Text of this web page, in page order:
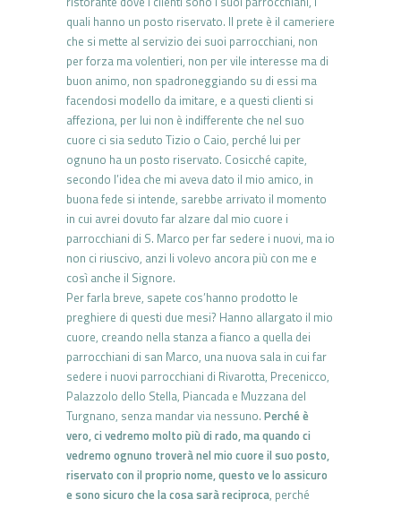
quali hanno un posto riservato. Il prete è il cameriere
che si mette al servizio dei suoi parrocchiani, non
per forza ma volentieri, non per vile interesse ma di
buon animo, non spadroneggiando su di essi ma
facendosi modello da imitare, e a questi clienti si
affeziona, per lui non è indifferente che nel suo
cuore ci sia seduto Tizio o Caio, perché lui per
ognuno ha un posto riservato. Cosicché capite,
secondo l’idea che mi aveva dato il mio amico, in
buona fede si intende, sarebbe arrivato il momento
in cui avrei dovuto far alzare dal mio cuore i
parrocchiani di S. Marco per far sedere i nuovi, ma io
non ci riuscivo, anzi li volevo ancora più con me e
così anche il Signore.
Per farla breve, sapete cos’hanno prodotto le
preghiere di questi due mesi? Hanno allargato il mio
cuore, creando nella stanza a fianco a quella dei
parrocchiani di san Marco, una nuova sala in cui far
sedere i nuovi parrocchiani di Rivarotta, Precenicco,
Palazzolo dello Stella, Piancada e Muzzana del
Turgnano, senza mandar via nessuno. Perché è
vero, ci vedremo molto più di rado, ma quando ci
vedremo ognuno troverà nel mio cuore il suo posto,
riservato con il proprio nome, questo ve lo assicuro
e sono sicuro che la cosa sarà reciproca, perché